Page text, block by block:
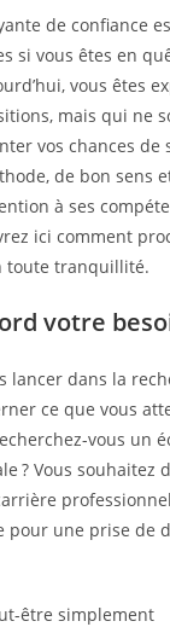
de confiance
si vous êtes en
vous êtes
mais qui ne
vos chances de
de bon sens
à ses
ici comment
toute tranquillité.
votre
lancer dans la
ce que vous
vous un
? Vous souhaitez
pour une prise de
être simplement